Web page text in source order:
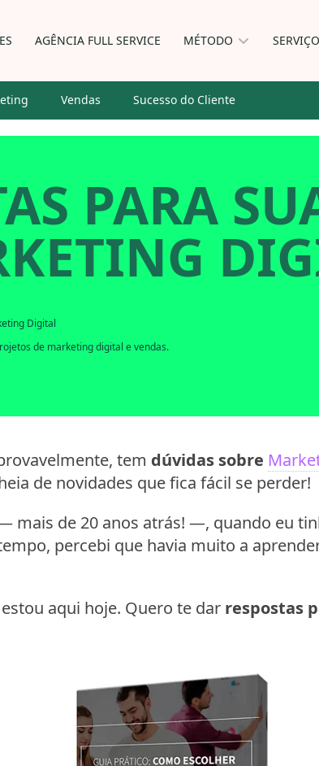
AGÊNCIA FULL SERVICE MÉTODO
Vendas Sucesso do Cliente
PARA
Digital
de marketing digital e vendas.
tem dúvidas sobre
de novidades que fica fácil se perder!
mais de 20 anos atrás! —, quando eu
percebi que havia muito a
aqui hoje. Quero te dar respostas